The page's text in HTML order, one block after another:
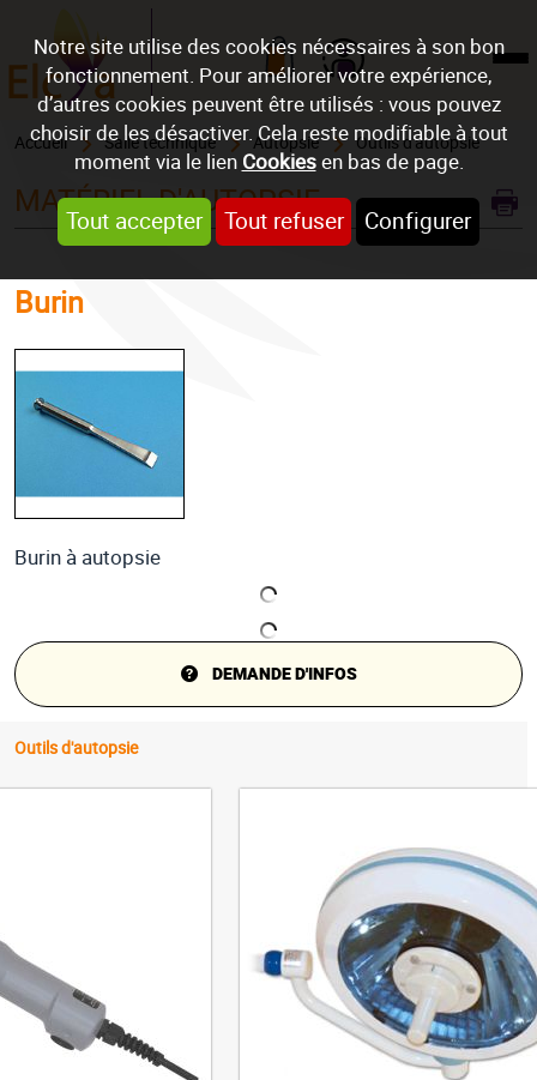
Notre site utilise des cookies nécessaires à son bon
fonctionnement. Pour améliorer votre expérience,
d’autres cookies peuvent être utilisés : vous pouvez
choisir de les désactiver. Cela reste modifiable à tout
moment via le lien Cookiesen bas de page.
Tout accepter Tout refuser Configurer
Mon compte
Accueil Salle technique Autopsie Outils d'autopsie
MATÉRIEL D'AUTOPSIE
Burin
Burin à autopsie
DEMANDE D'INFOS
Outils d'autopsie